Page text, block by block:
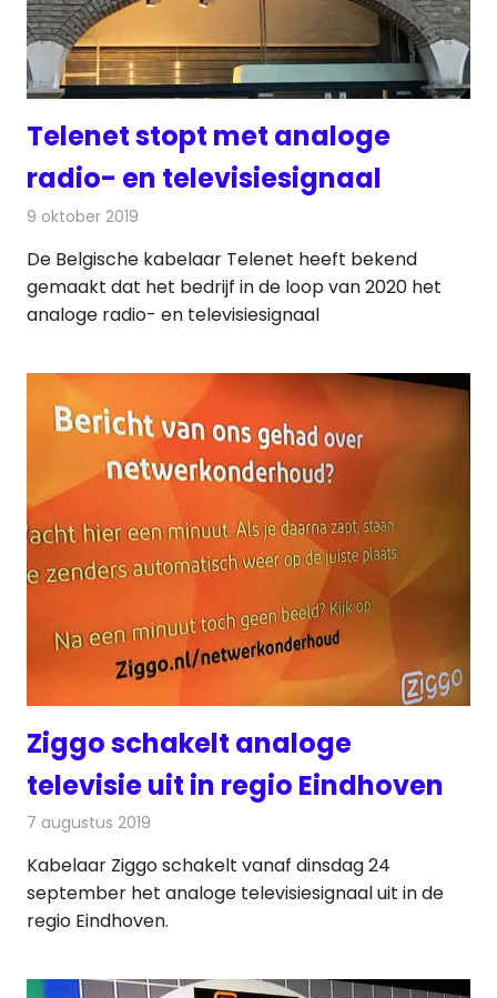
Telenet stopt met analoge
radio- en televisiesignaal
9 oktober 2019
De Belgische kabelaar Telenet heeft bekend
gemaakt dat het bedrijf in de loop van 2020 het
analoge radio- en televisiesignaal
Ziggo schakelt analoge
televisie uit in regio Eindhoven
7 augustus 2019
Kabelaar Ziggo schakelt vanaf dinsdag 24
september het analoge televisiesignaal uit in de
regio Eindhoven.